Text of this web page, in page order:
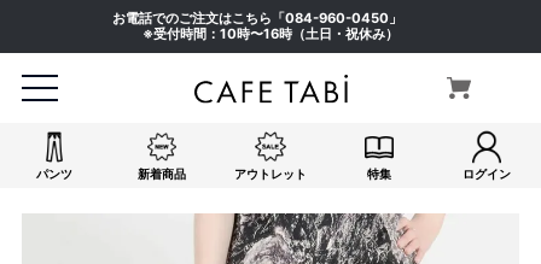
お電話でのご注文はこちら「084-960-0450 」
※受付時間：10時〜16時（土日・祝休み）
パンツ 新着商品 アウトレット 特集 ログイン